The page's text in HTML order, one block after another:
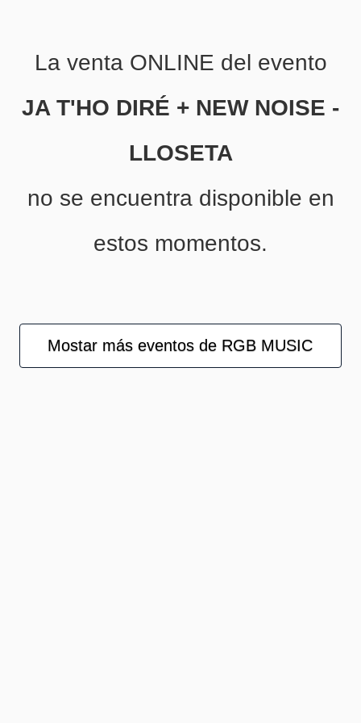
La venta ONLINE del evento
JA T'HO DIRÉ + NEW NOISE -
LLOSETA
no se encuentra disponible en
estos momentos.
Mostar más eventos de RGB MUSIC